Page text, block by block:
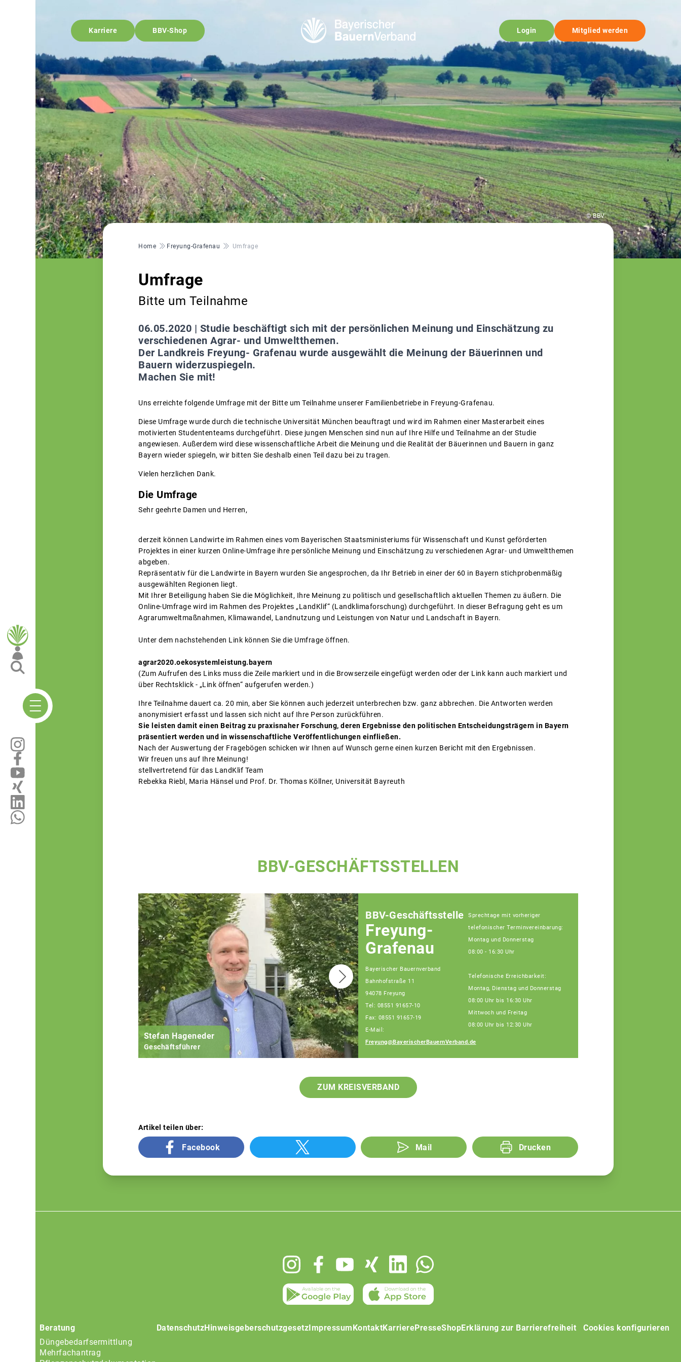
Karriere BBV-Shop Login Mitglied werden
© BBV
Pfadnavigation
Home Freyung-Grafenau Umfrage
Umfrage
Bitte um Teilnahme
06.05.2020 | Studie beschäftigt sich mit der persönlichen Meinung und Einschätzung zu
verschiedenen Agrar- und Umweltthemen.
Der Landkreis Freyung- Grafenau wurde ausgewählt die Meinung der Bäuerinnen und
Bauern widerzuspiegeln.
Machen Sie mit!
Uns erreichte folgende Umfrage mit der Bitte um Teilnahme unserer Familienbetriebe in Freyung-Grafenau.
Diese Umfrage wurde durch die technische Universität München beauftragt und wird im Rahmen einer Masterarbeit eines
motivierten Studententeams durchgeführt. Diese jungen Menschen sind nun auf Ihre Hilfe und Teilnahme an der Studie
angewiesen. Außerdem wird diese wissenschaftliche Arbeit die Meinung und die Realität der Bäuerinnen und Bauern in ganz
Bayern wieder spiegeln, wir bitten Sie deshalb einen Teil dazu bei zu tragen.
Vielen herzlichen Dank.
Die Umfrage
Sehr geehrte Damen und Herren,
derzeit können Landwirte im Rahmen eines vom Bayerischen Staatsministeriums für Wissenschaft und Kunst geförderten
Projektes in einer kurzen Online-Umfrage ihre persönliche Meinung und Einschätzung zu verschiedenen Agrar- und Umweltthemen
abgeben.
Repräsentativ für die Landwirte in Bayern wurden Sie angesprochen, da Ihr Betrieb in einer der 60 in Bayern stichprobenmäßig
ausgewählten Regionen liegt.
Mit Ihrer Beteiligung haben Sie die Möglichkeit, Ihre Meinung zu politisch und gesellschaftlich aktuellen Themen zu äußern. Die
Online-Umfrage wird im Rahmen des Projektes „LandKlif“ (Landklimaforschung) durchgeführt. In dieser Befragung geht es um
Agrarumweltmaßnahmen, Klimawandel, Landnutzung und Leistungen von Natur und Landschaft in Bayern.
Unter dem nachstehenden Link können Sie die Umfrage öffnen.
agrar2020.oekosystemleistung.bayern
(Zum Aufrufen des Links muss die Zeile markiert und in die Browserzeile eingefügt werden oder der Link kann auch markiert und
über Rechtsklick - „Link öffnen“ aufgerufen werden.)
Ihre Teilnahme dauert ca. 20 min, aber Sie können auch jederzeit unterbrechen bzw. ganz abbrechen. Die Antworten werden
anonymisiert erfasst und lassen sich nicht auf Ihre Person zurückführen.
Sie leisten damit einen Beitrag zu praxisnaher Forschung, deren Ergebnisse den politischen Entscheidungsträgern in Bayern
präsentiert werden und in wissenschaftliche Veröffentlichungen einfließen.
Nach der Auswertung der Fragebögen schicken wir Ihnen auf Wunsch gerne einen kurzen Bericht mit den Ergebnissen.
Wir freuen uns auf Ihre Meinung!
stellvertretend für das LandKlif Team
Rebekka Riebl, Maria Hänsel und Prof. Dr. Thomas Köllner, Universität Bayreuth
BBV-GESCHÄFTSSTELLEN
Stefan Hageneder
Geschäftsführer Fachberater
BBV-Geschäftsstelle
Freyung-
Grafenau
Bayerischer Bauernverband
Bahnhofstraße 11
94078 Freyung
Tel: 08551 91657-10
Fax: 08551 91657-19
E-Mail:
Freyung@BayerischerBauernVerband.de
Sprechtage mit vorheriger
telefonischer Terminvereinbarung:
Montag und Donnerstag
08:00 - 16:30 Uhr
Telefonische Erreichbarkeit:
Montag, Dienstag und Donnerstag
08:00 Uhr bis 16:30 Uhr
Mittwoch und Freitag
08:00 Uhr bis 12:30 Uhr
ZUM KREISVERBAND
Artikel teilen über:
Facebook Mail Drucken
Beratung
Düngebedarfsermittlung
Mehrfachantrag
DatenschutzHinweisgeberschutzgesetz Impressum KontaktKarrierePresseShopErklärung zur Barrierefreiheit Cookies konfigurieren